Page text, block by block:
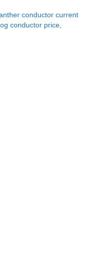
conductor current
conductor price,